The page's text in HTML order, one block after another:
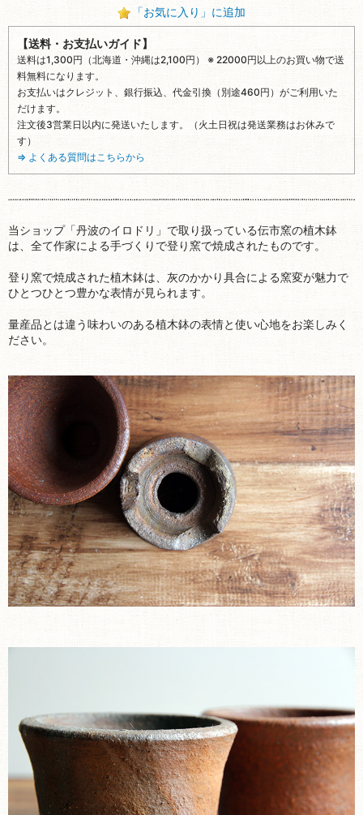
「お気に入り」に追加
【送料・お支払いガイド】
送料は1,300円（北海道・沖縄は2,100円） ※ 22000円以上のお買い物で送
料無料になります。
お支払いはクレジット、銀行振込、代金引換（別途460円）がご利用いた
だけます。
注文後3営業日以内に発送いたします。（火土日祝は発送業務はお休みで
す）
⇒ よくある質問はこちらから
当ショップ「丹波のイロドリ」で取り扱っている伝市窯の植木鉢
は、全て作家による手づくりで登り窯で焼成されたものです。
登り窯で焼成された植木鉢は、灰のかかり具合による窯変が魅力で
ひとつひとつ豊かな表情が見られます。
量産品とは違う味わいのある植木鉢の表情と使い心地をお楽しみく
ださい。